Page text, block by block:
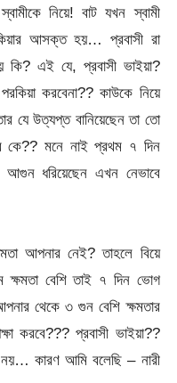
নিয়ে! বাট যখন স্বামী
আসক্ত হয়… প্রবাসী রা
এই যে, প্রবাসী ভাইয়া?
করবেনা?? কাউকে নিয়ে
যে উত্যপ্ত বানিয়েছেন তা তো
মনে নাই প্রথম ৭ দিন
আগুন ধরিয়েছেন এখন নেভাবে
আপনার নেই? তাহলে বিয়ে
ক্ষমতা বেশি তাই ৭ দিন ভোগ
থেকে ৩ গুন বেশি ক্ষমতার
করবে??? প্রবাসী ভাইয়া??
নয়… কারণ আমি বলেছি – নারী